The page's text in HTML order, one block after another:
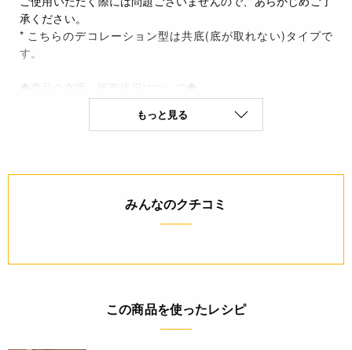
承ください。
* こちらのデコレーション型は共底(底が取れない)タイプで
す。
◆商品の在庫・販売状況について◆
ください。
もっと見る
みんなのクチコミ
この商品を使ったレシピ